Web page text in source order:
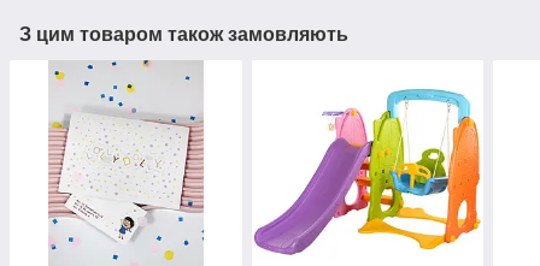
З цим товаром також замовляють